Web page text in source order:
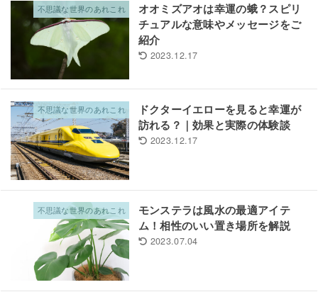
不思議な世界のあれこれ
オオミズアオは幸運の蛾？スピリ
チュアルな意味やメッセージをご
紹介
2023.12.17
不思議な世界のあれこれ
ドクターイエローを見ると幸運が
訪れる？｜効果と実際の体験談
2023.12.17
不思議な世界のあれこれ
モンステラは風水の最適アイテ
ム！相性のいい置き場所を解説
2023.07.04